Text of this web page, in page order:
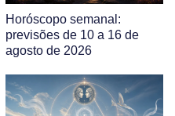
Horóscopo semanal:
previsões de 10 a 16 de
agosto de 2026